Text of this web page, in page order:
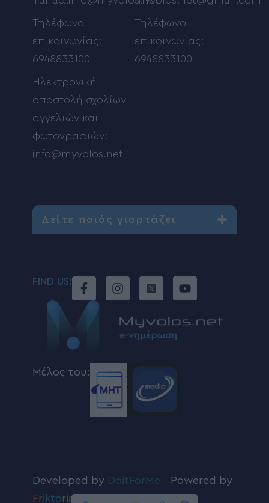
Τηλέφωνα
επικοινωνίας:
6948833100
Ηλεκτρονική
αποστολή σχολίων,
αγγελιών και
φωτογραφιών:
info@myvolos.net
Τηλέφωνο
επικοινωνίας:
6948833100
Δείτε ποιός γιορτάζει
FIND US:
Μέλος του:
Developed by DoitForMe
Powered by
Fri ktoria